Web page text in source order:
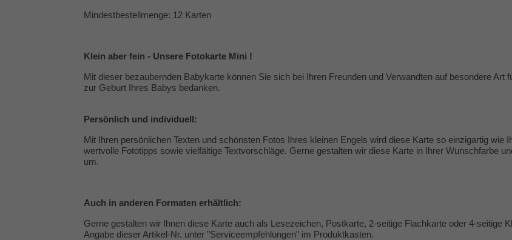
Mindestbestellmenge: 12 Karten
Klein aber fein - Unsere Fotokarte Mini !
Mit dieser bezaubernden Babykarte können Sie sich bei Ihren Freunden und Verwandten auf besondere
zur Geburt Ihres Babys bedanken.
Persönlich und individuell:
Mit Ihren persönlichen Texten und schönsten Fotos Ihres kleinen Engels wird diese Karte so einzigartig wie
wertvolle Fototipps sowie vielfältige Textvorschläge. Gerne gestalten wir diese Karte in Ihrer Wunschfarbe
um.
Auch in anderen Formaten erhältlich:
Gerne gestalten wir Ihnen diese Karte auch als Lesezeichen, Postkarte, 2-seitige Flachkarte oder 4-seitige
Angabe dieser Artikel-Nr. unter "Serviceempfehlungen" im Produktkasten.